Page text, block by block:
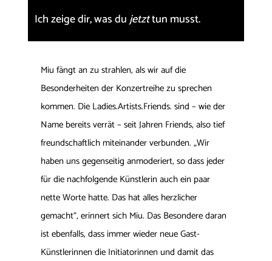
Ich zeige dir, was dujetzttun musst.
Miu fängt an zu strahlen, als wir auf die
Besonderheiten der Konzertreihe zu sprechen
kommen. Die Ladies.Artists.Friends. sind – wie der
Name bereits verrät – seit Jahren Friends, also tief
freundschaftlich miteinander verbunden. „Wir
haben uns gegenseitig anmoderiert, so dass jeder
für die nachfolgende Künstlerin auch ein paar
nette Worte hatte. Das hat alles herzlicher
gemacht“, erinnert sich Miu. Das Besondere daran
ist ebenfalls, dass immer wieder neue Gast-
Künstlerinnen die Initiatorinnen und damit das